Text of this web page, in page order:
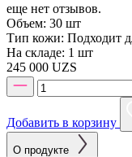
еще нет отзывов.
Объем: 30 шт
Тип кожи: Подходит
На складе: 1 шт
245 000 UZS
Добавить в корзину
О продукте